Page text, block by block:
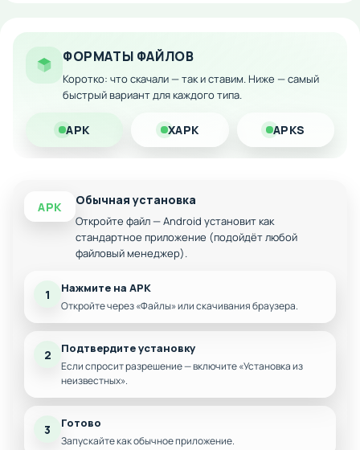
Головоломки и поиск предметов для прогресса
Интенсивный геймплей с элементами
выживания
Скачайте модифицированную версию Scary Child на
Андроид и испытайте свои нервы в борьбе за спасение!
ФОРМАТЫ ФАЙЛОВ
Коротко: что скачали — так и ставим. Ниже — самый
быстрый вариант для каждого типа.
APK XAPK APKS
APK Обычная установка
Откройте файл — Android установит как
стандартное приложение (подойдёт любой
файловый менеджер).
1 Нажмите на APK
Откройте через «Файлы» или скачивания браузера.
2 Подтвердите установку
Если спросит разрешение — включите «Установка из
неизвестных».
3 Готово
Запускайте как обычное приложение.